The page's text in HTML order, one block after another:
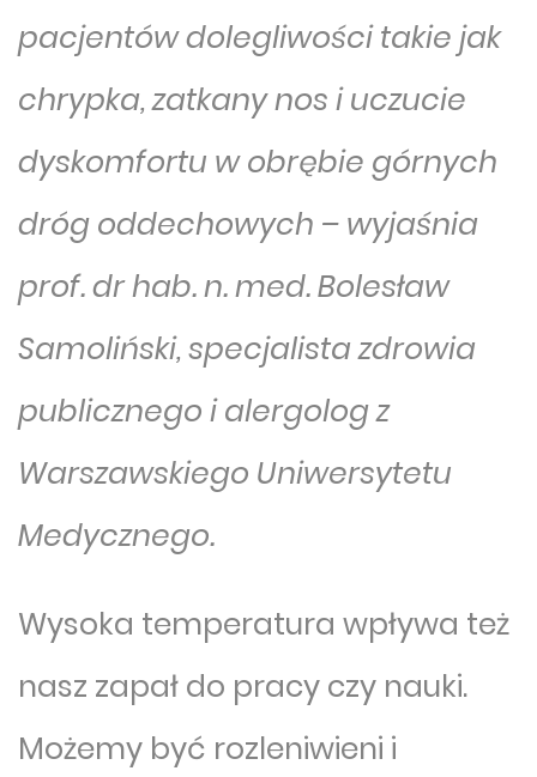
pacjentów dolegliwości takie jak
chrypka, zatkany nos i uczucie
dyskomfortu w obrębie górnych
dróg oddechowych – wyjaśnia
prof. dr hab. n. med. Bolesław
Samoliński, specjalista zdrowia
publicznego i alergolog z
Warszawskiego Uniwersytetu
Medycznego.
Wysoka temperatura wpływa też
nasz zapał do pracy czy nauki.
Możemy być rozleniwieni i